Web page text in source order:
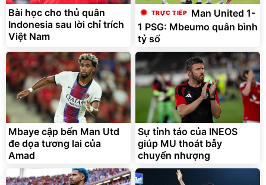
Bài học cho thủ quân
Indonesia sau lời chỉ trích
Việt Nam
Man United 1-
1 PSG: Mbeumo quân bình
tỷ số
Mbaye cập bến Man Utd
đe dọa tương lai của
Amad
Sự tỉnh táo của INEOS
giúp MU thoát bẫy
chuyển nhượng